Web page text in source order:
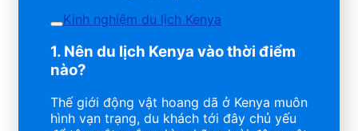
Kinh nghiệm du lịch Kenya
1. Nên du lịch Kenya vào thời điểm
nào?
Thế giới động vật hoang dã ở Kenya muôn
hình vạn trạng, du khách tới đây chủ yếu